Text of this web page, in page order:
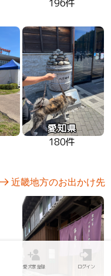
196件
愛知県
180件
近畿地方のお出かけ先
愛犬家登録 ログイン